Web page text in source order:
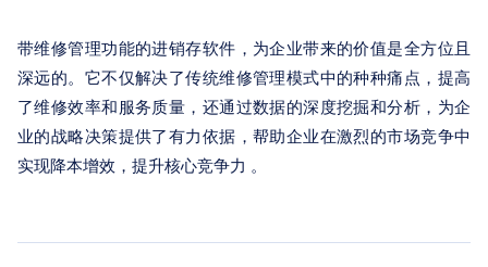
带维修管理功能的进销存软件，为企业带来的价值是全方位且
深远的。它不仅解决了传统维修管理模式中的种种痛点，提高
了维修效率和服务质量，还通过数据的深度挖掘和分析，为企
业的战略决策提供了有力依据，帮助企业在激烈的市场竞争中
实现降本增效，提升核心竞争力 。